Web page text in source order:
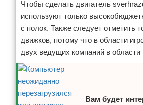
Чтобы сделать двигатель
используют только
с полок. Также следует отметить
движков, потому что в области
двух ведущих компаний в
Вам будет